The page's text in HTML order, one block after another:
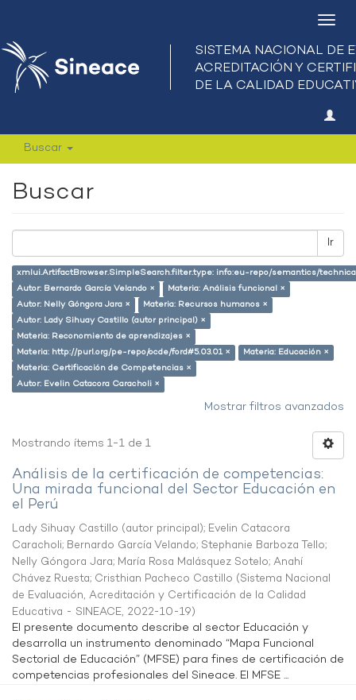
Buscar
Buscar
Ir
xmlui.ArtifactBrowser.SimpleSearch.filter.type: info:eu-repo/semantics/
Autor: Bernardo García Velando ×
Materia: Análisis funcional ×
Autor: Nelly Góngora Jara ×
Materia: Recursos humanos ×
Autor: Lady Sihuay Castillo (autor principal) ×
Materia: Reconomiento de aprendizajes ×
Materia: http://purl.org/pe-repo/ocde/ford#5.03.01 ×
Materia: Educación ×
Materia: Certificación de Competencias ×
Autor: Evelin Catacora Caracholi ×
Mostrar filtros avanzados
Mostrando ítems 1-1 de 1
Análisis de la certificación de competencias:
Una mirada funcional del Sector Educación en
el Perú
Lady Sihuay Castillo (autor principal); Evelin Catacora
Caracholi; Bernardo García Velando; Stephanie Barboza Tello;
Nelly Góngora Jara; María Rosa Malásquez Sotelo; Anahí
Chávez Ruesta; Cristhian Pacheco Castillo (Sistema Nacional
de Evaluación, Acreditación y Certificación de la Calidad
Educativa - SINEACE, 2022-10-19)
El presente documento describe al sector Educación y
desarrolla un instrumento denominado “Mapa Funcional
Sectorial de Educación” (MFSE) para fines de certificación de
competencias profesionales del Sineace. El MFSE ...